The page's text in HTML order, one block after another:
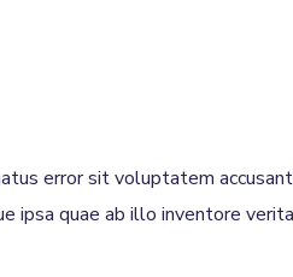
error sit voluptatem
ipsa quae ab illo inventore